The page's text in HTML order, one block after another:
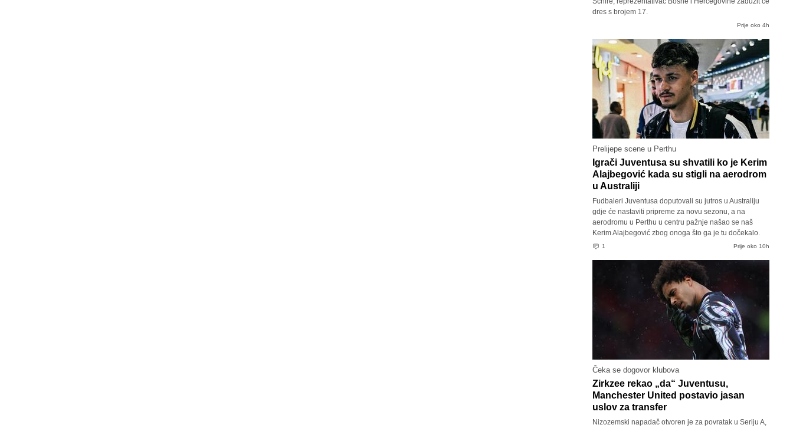
dres s brojem 17.
Prije oko 4h
Prelijepe scene u Perthu
Igrači Juventusa su shvatili ko je Kerim
Alajbegović kada su stigli na aerodrom
u Australiji
Fudbaleri Juventusa doputovali su jutros u Australiju
gdje će nastaviti pripreme za novu sezonu, a na
aerodromu u Perthu u centru pažnje našao se naš
Kerim Alajbegović zbog onoga što ga je tu dočekalo.
1 Prije oko 10h
Čeka se dogovor klubova
Zirkzee rekao „da“ Juventusu,
Manchester United postavio jasan
uslov za transfer
Nizozemski napadač otvoren je za povratak u Seriju A,